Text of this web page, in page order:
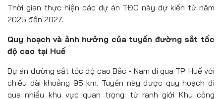
Thời gian thực hiện các dự án TĐC này dự kiến từ năm
2025 đến 2027.
Quy hoạch và ảnh hưởng của tuyến đường sắt tốc
độ cao tại Huế
Dự án đường sắt tốc độ cao Bắc - Nam đi qua TP. Huế với
chiều dài khoảng 95 km. Tuyến này được quy hoạch đi
qua nhiều khu vực quan trọng: từ ranh giới Khu công